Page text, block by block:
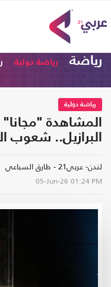
رياضة رياضة دولية
رياضة دولية
المشاهدة
البرازيل.. شعوب
لندن- عربي21 - طارق السباعي
05-Jun-26 01:24 PM